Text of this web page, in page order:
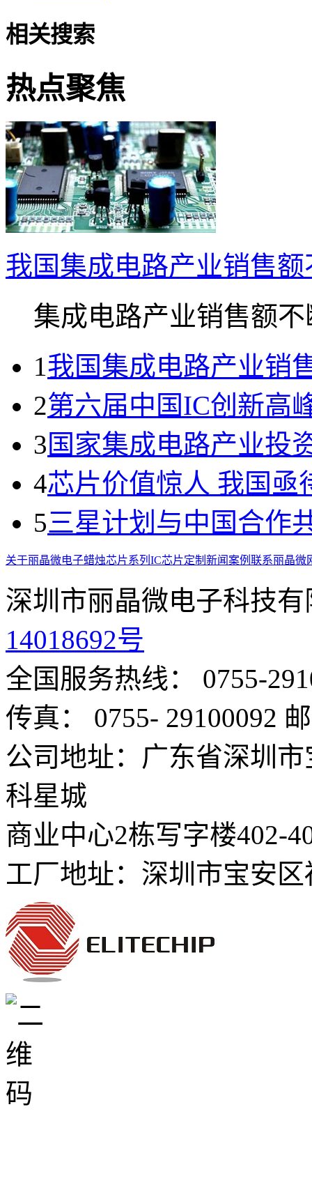
相关搜索
热点聚焦
我国集成电路产业销售
集成电路产业销售额不
1我国集成电路产业销
2第六届中国IC创新高
3国家集成电路产业投
4芯片价值惊人 我国亟
5三星计划与中国合作
关于丽晶微电子蜡烛芯片系列 IC芯片定制 新闻案例 联系丽晶微
深圳市丽晶微电子科技
14018692号
全国服务热线： 0755-
传真： 0755- 29100092
公司地址：广东省深圳
科星城
商业中心2栋写字楼402-
工厂地址：深圳市宝安